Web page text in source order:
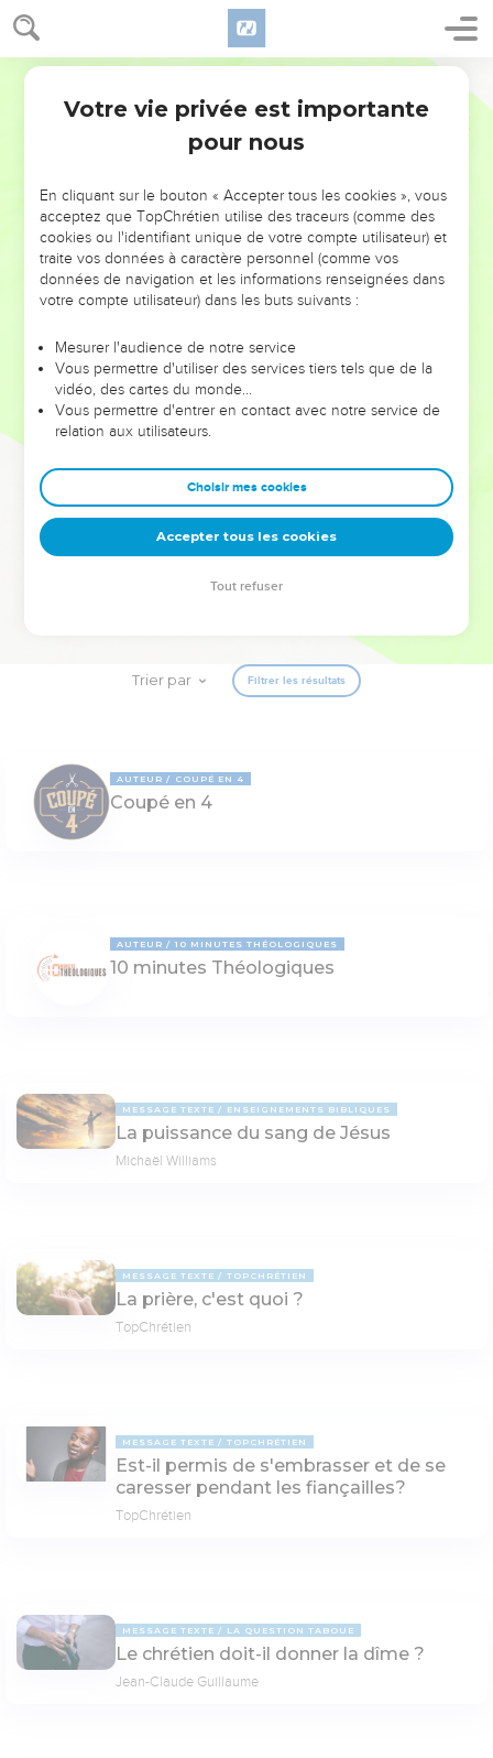
NE MANQUEZ PAS L’ÉVÉNEMENT
DE L’ANNÉE !
ET SI LEURS ERREURS POUVAIENT VOUS ÉVITER LES
VOTRES ?
leur foi ou leur vision. Mais on voit moins les doutes, les erreurs
et les saisons difficiles qu'ils ont traversés, alors même que ce
sont elles qui les ont façonnés.
Dans cette conférence, leaders, entrepreneurs, et responsables
clés pour avancer avec plus de sagesse afin que leurs erreurs
deviennent vos tremplins. Que vous guidiez un ministère, une
équipe, un groupe ou une famille, leur expérience est faite
pour vous.
Trier par Filtrer les résultats
AUTEUR COUPÉ EN 4
Coupé en 4
AUTEUR 10 MINUTES THÉOLOGIQUES
10 minutes Théologiques
MESSAGE TEXTE ENSEIGNEMENTS BIBLIQUES
La puissance du sang de Jésus
Michaël Williams
MESSAGE TEXTE TOPCHRÉTIEN
La prière, c'est quoi ?
TopChrétien
MESSAGE TEXTE TOPCHRÉTIEN
Est-il permis de s'embrasser et de se
caresser pendant les fiançailles?
TopChrétien
MESSAGE TEXTE LA QUESTION TABOUE
Le chrétien doit-il donner la dîme ?
Jean-Claude Guillaume
Votre vie privée est importante
pour nous
En cliquant sur le bouton « Accepter tous les cookies », vous
acceptez que TopChrétien utilise des traceurs (comme des
cookies ou l'identifiant unique de votre compte utilisateur) et
traite vos données à caractère personnel (comme vos
données de navigation et les informations renseignées dans
votre compte utilisateur) dans les buts suivants :
Mesurer l'audience de notre service
Vous permettre d'utiliser des services tiers tels que de la
vidéo, des cartes du monde…
Vous permettre d'entrer en contact avec notre service de
relation aux utilisateurs.
Choisir mes cookies
Accepter tous les cookies
Tout refuser